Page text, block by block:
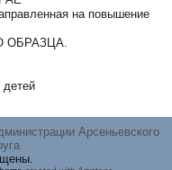
на повышение
ОБРАЗЦА.
Арсеньевского